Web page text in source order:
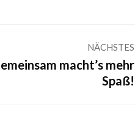
NÄCHSTES
macht’s mehr
Spaß!